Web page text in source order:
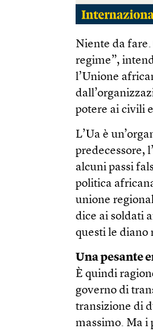
Niente da
regime”,
l’Unione
potere ai civili
L’Ua è
predecessore,
alcuni passi
politica
unione
dice ai soldati
questi le diano
Una pesante
È quindi
governo di
transizione di
massimo. Ma i